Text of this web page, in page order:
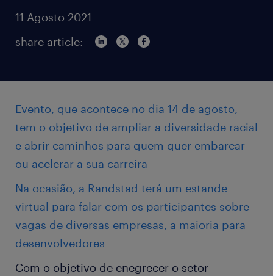
11 Agosto 2021
share article:
Evento, que acontece no dia 14 de agosto,
tem o objetivo de ampliar a diversidade racial
e abrir caminhos para quem quer embarcar
ou acelerar a sua carreira
Na ocasião, a Randstad terá um estande
virtual para falar com os participantes sobre
vagas de diversas empresas, a maioria para
desenvolvedores
Com o objetivo de enegrecer o setor